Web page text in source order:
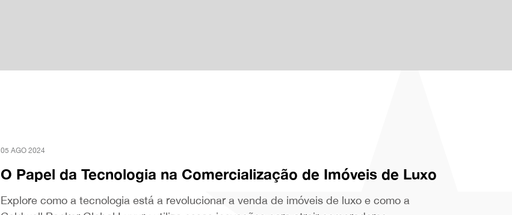
05 AGO 2024
O Papel da Tecnologia na Comercialização de Imóveis de Luxo
Explore como a tecnologia está a revolucionar a venda de imóveis de luxo e como a